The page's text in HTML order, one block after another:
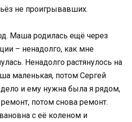
не проигрывавших.
Маша родилась ещё через
– ненадолго, как мне
Ненадолго растянулось на
маленькая, потом Сергей
и ему нужна была я рядом,
потом снова ремонт.
с её коленом и